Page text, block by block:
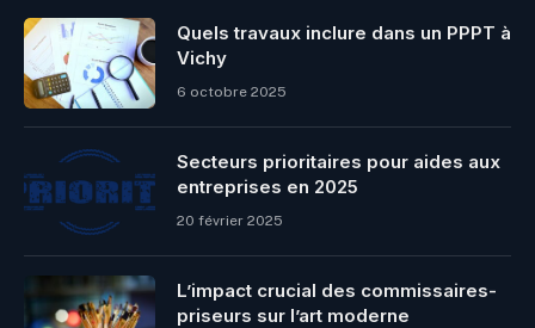
Quels travaux inclure dans un PPPT à
Vichy
6 octobre 2025
Secteurs prioritaires pour aides aux
entreprises en 2025
20 février 2025
L’impact crucial des commissaires-
priseurs sur l’art moderne